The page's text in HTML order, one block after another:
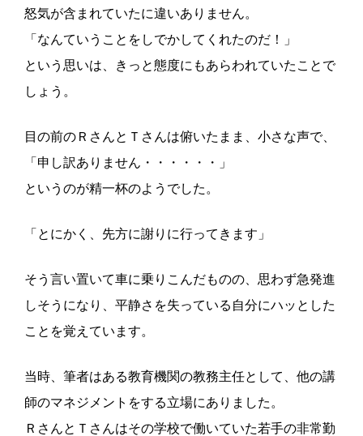
怒気が含まれていたに違いありません。
「なんていうことをしでかしてくれたのだ！」
という思いは、きっと態度にもあらわれていたことで
しょう。
目の前のＲさんとＴさんは俯いたまま、小さな声で、
「申し訳ありません・・・・・・」
というのが精一杯のようでした。
「とにかく、先方に謝りに行ってきます」
そう言い置いて車に乗りこんだものの、思わず急発進
しそうになり、平静さを失っている自分にハッとした
ことを覚えています。
当時、筆者はある教育機関の教務主任として、他の講
師のマネジメントをする立場にありました。
ＲさんとＴさんはその学校で働いていた若手の非常勤